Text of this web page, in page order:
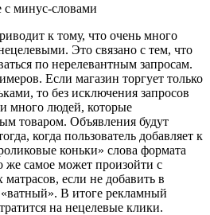
с минус-словами
к тому, что очень много
Это связано с тем, что
по нерелевантным запросам.
Если магазин торгует только
то без исключения запросов
много людей, которые
товаром. Объявления будут
когда пользователь добавляет к
коньки» слова формата
самое может произойти с
если не добавить в
В итоге рекламный
на нецелевые клики.